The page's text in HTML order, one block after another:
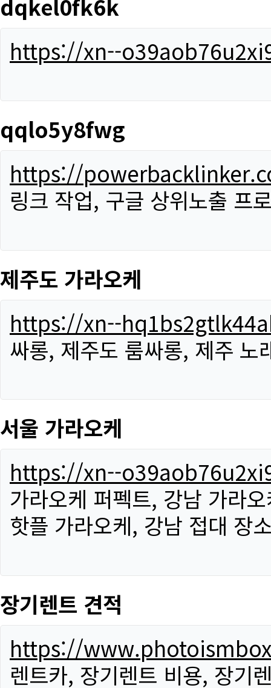
https://xn--
qqlo5y8fwg
https://
링크 작업, 구글 상위노출 프
제주도 가라오케
https://xn--
싸롱, 제주도 룸싸롱, 제주 노
서울 가라오케
https://xn--
가라오케 퍼펙트, 강남 가라
핫플 가라오케, 강남 접대 장
장기렌트 견적
https://
렌트카, 장기렌트 비용, 장기